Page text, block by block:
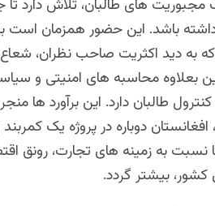
های طالبان، تلاش دارد
باشد. این حضور همزمان است
که به دید اکثریت صاحب نظران، شعاع
بعلاوه محاسبه های امنیتی و
طالبان دارد. این برآورد ها
افغانستان دوباره در پروژه یک
نسبت به زمینه های تجارت، رونق
کشور، بیشتر گردد.